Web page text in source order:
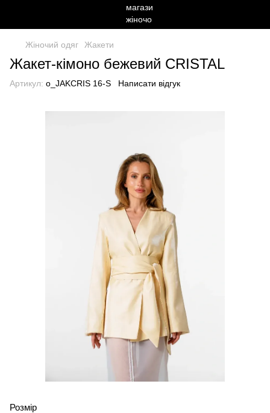
Жіночий одяг Жакети
Жакет-кімоно бежевий CRISTAL
Артикул: o_JAKCRIS 16-S Написати відгук
Розмір